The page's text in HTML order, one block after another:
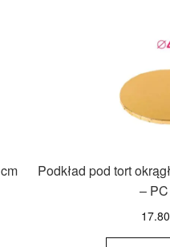
Podkład pod tort
–
17.80
ilość